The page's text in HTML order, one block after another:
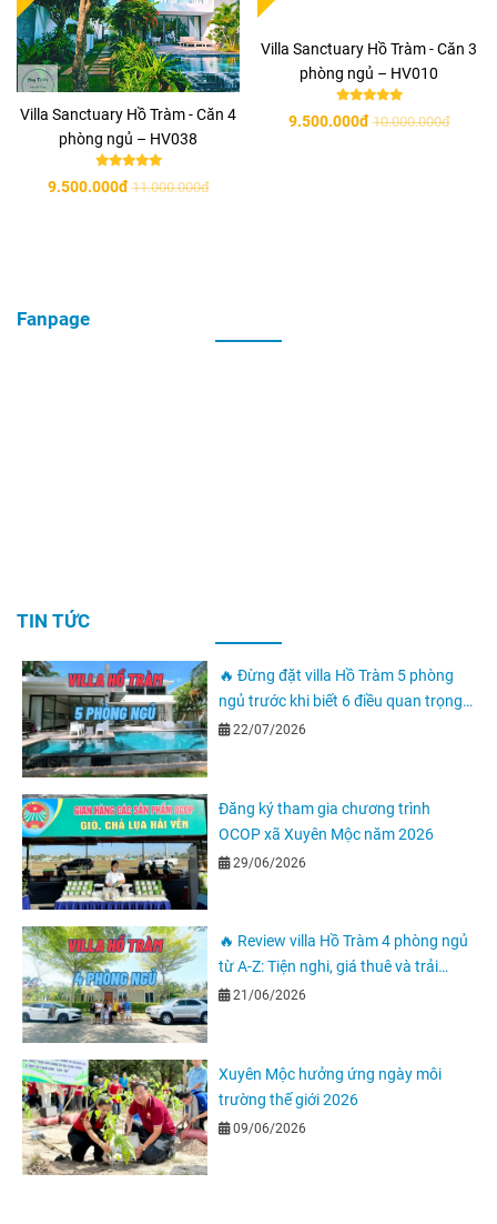
Villa Sanctuary Hồ Tràm - Căn 4
phòng ngủ – HV038
9.500.000đ 11.000.000đ
Villa Sanctuary Hồ Tràm - Căn 3
phòng ngủ – HV010
9.500.000đ 10.000.000đ
Fanpage
TIN TỨC
🔥 Đừng đặt villa Hồ Tràm 5 phòng
ngủ trước khi biết 6 điều quan trọng
này22/07/2026
Đăng ký tham gia chương trình
OCOP xã Xuyên Mộc năm 2026
29/06/2026
🔥 Review villa Hồ Tràm 4 phòng ngủ
từ A-Z: Tiện nghi, giá thuê và trải
nghiệm thực tế
21/06/2026
Xuyên Mộc hưởng ứng ngày môi
trường thế giới 2026
09/06/2026